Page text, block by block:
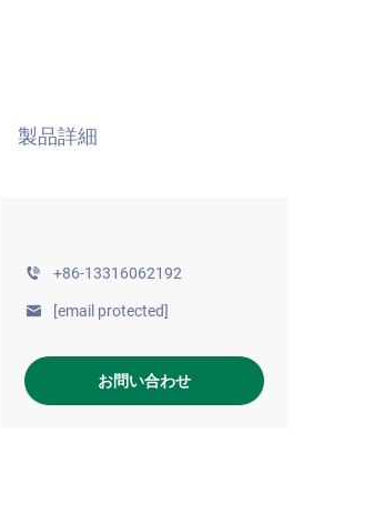
製品詳細
+86-13316062192
[email protected]
お問い合わせ